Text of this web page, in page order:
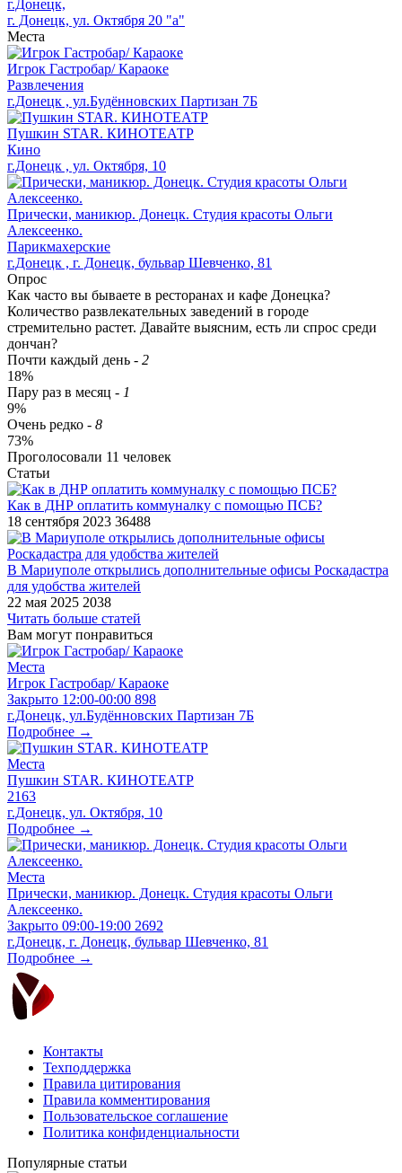
г.Донецк,
г. Донецк, ул. Октября 20 "а"
Места
Игрок Гастробар/ Караоке
Развлечения
г.Донецк , ул.Будённовских Партизан 7Б
Пушкин STAR. КИНОТЕАТР
Кино
г.Донецк , ул. Октября, 10
Прически, маникюр. Донецк. Студия красоты Ольги
Алексеенко.
Парикмахерские
г.Донецк , г. Донецк, бульвар Шевченко, 81
Опрос
Как часто вы бываете в ресторанах и кафе Донецка?
Количество развлекательных заведений в городе
стремительно растет. Давайте выясним, есть ли спрос среди
дончан?
Почти каждый день - 2
18%
Пару раз в месяц - 1
9%
Очень редко - 8
73%
Проголосовали 11 человек
Статьи
Как в ДНР оплатить коммуналку с помощью ПСБ?
18 сентября 2023 36488
В Мариуполе открылись дополнительные офисы Роскадастра
для удобства жителей
22 мая 2025 2038
Читать больше статей
Вам могут понравиться
Места
Игрок Гастробар/ Караоке
Закрыто 12:00-00:00 898
г.Донецк, ул.Будённовских Партизан 7Б
Подробнее →
Места
Пушкин STAR. КИНОТЕАТР
2163
г.Донецк, ул. Октября, 10
Подробнее →
Места
Прически, маникюр. Донецк. Студия красоты Ольги
Алексеенко.
Закрыто 09:00-19:00 2692
г.Донецк, г. Донецк, бульвар Шевченко, 81
Подробнее →
Контакты
Техподдержка
Правила цитирования
Правила комментирования
Пользовательское соглашение
Политика конфиденциальности
Популярные статьи